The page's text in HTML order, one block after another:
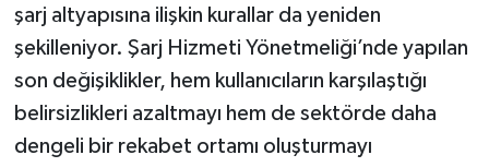
şarj altyapısına ilişkin kurallar da yeniden
şekilleniyor. Şarj Hizmeti Yönetmeliği’nde yapılan
son değişiklikler, hem kullanıcıların karşılaştığı
belirsizlikleri azaltmayı hem de sektörde daha
dengeli bir rekabet ortamı oluşturmayı
Merkez Haberleri
Pınarbaşı Haberleri
Şenpazar Haberleri